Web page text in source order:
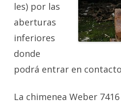
les) por las
aberturas
inferiores
donde
podrá entrar en
La chimenea Weber